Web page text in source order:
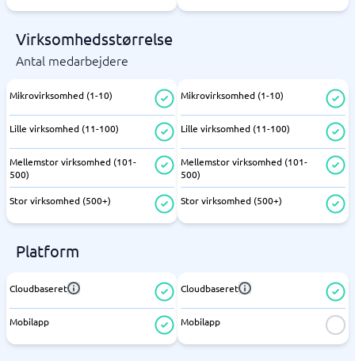
Virksomhedsstørrelse
Antal medarbejdere
Mikrovirksomhed (1-10)
Lille virksomhed (11-100)
Mellemstor virksomhed (101-
500)
Stor virksomhed (500+)
Mikrovirksomhed (1-10)
Lille virksomhed (11-100)
Mellemstor virksomhed (101-
500)
Stor virksomhed (500+)
Platform
Cloudbaseret
Mobilapp
Cloudbaseret
Mobilapp